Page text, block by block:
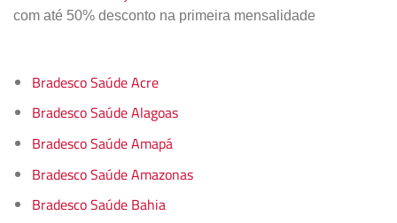
com até 50% desconto na primeira mensalidade
Bradesco Saúde Acre
Bradesco Saúde Alagoas
Bradesco Saúde Amapá
Bradesco Saúde Amazonas
Bradesco Saúde Bahia